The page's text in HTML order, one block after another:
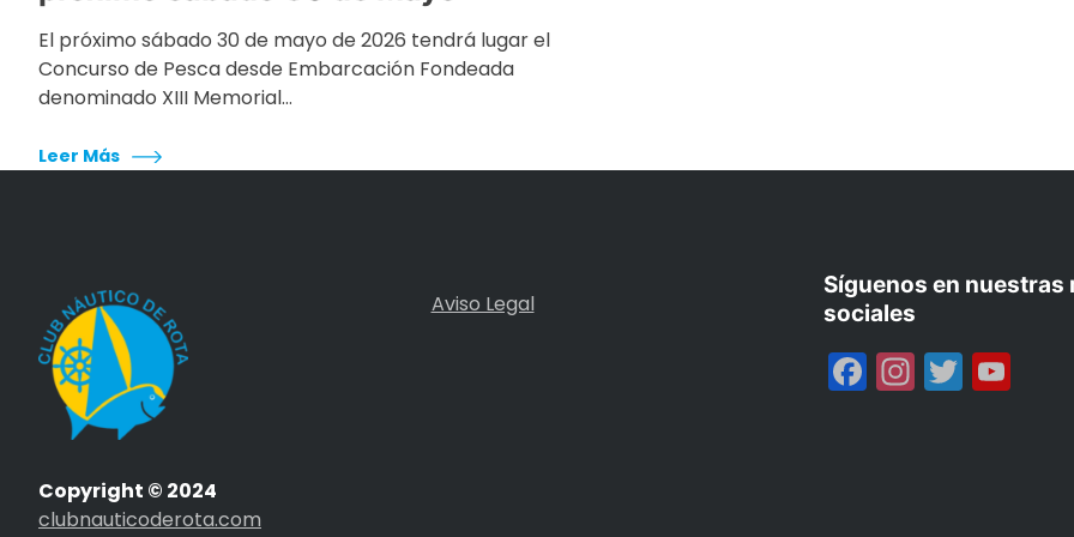
El próximo sábado 30 de mayo de 2026 tendrá lugar el
Concurso de Pesca desde Embarcación Fondeada
denominado XIII Memorial…
Leer Más
Copyright © 2024
clubnauticoderota.com
Aviso Legal
Síguenos en nuestras
sociales
Facebook
Twitter